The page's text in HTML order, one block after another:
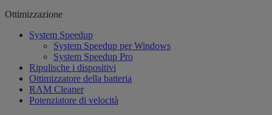
Ottimizzazione
System Speedup
System Speedup per Windows
System Speedup Pro
Ripulische i dispositivi
Ottimizzatore della batteria
RAM Cleaner
Potenziatore di velocità